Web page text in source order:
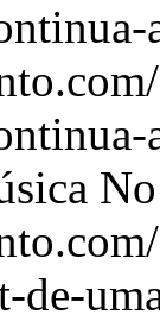
de-